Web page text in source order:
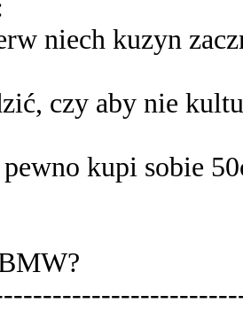
niech kuzyn
czy aby nie
kupi sobie